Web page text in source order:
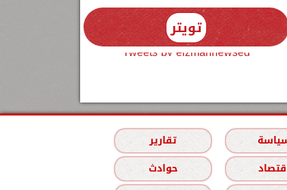
تويتر
Tweets by elzmannewseg
تقارير
حوادث